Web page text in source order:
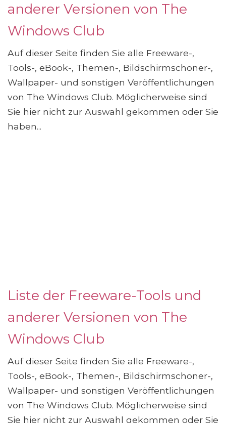
anderer Versionen von The
Windows Club
Auf dieser Seite finden Sie alle Freeware-,
Tools-, eBook-, Themen-, Bildschirmschoner-,
Wallpaper- und sonstigen Veröffentlichungen
von The Windows Club. Möglicherweise sind
Sie hier nicht zur Auswahl gekommen oder Sie
haben...
Liste der Freeware-Tools und
anderer Versionen von The
Windows Club
Auf dieser Seite finden Sie alle Freeware-,
Tools-, eBook-, Themen-, Bildschirmschoner-,
Wallpaper- und sonstigen Veröffentlichungen
von The Windows Club. Möglicherweise sind
Sie hier nicht zur Auswahl gekommen oder Sie